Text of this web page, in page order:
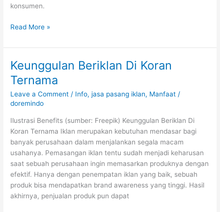
konsumen.
Read More »
Keunggulan Beriklan Di Koran
Ternama
Leave a Comment / Info,jasa pasang iklan, Manfaat /
doremindo
Ilustrasi Benefits (sumber: Freepik) Keunggulan Beriklan Di
Koran Ternama Iklan merupakan kebutuhan mendasar bagi
banyak perusahaan dalam menjalankan segala macam
usahanya. Pemasangan iklan tentu sudah menjadi keharusan
saat sebuah perusahaan ingin memasarkan produknya dengan
efektif. Hanya dengan penempatan iklan yang baik, sebuah
produk bisa mendapatkan brand awareness yang tinggi. Hasil
akhirnya, penjualan produk pun dapat
Keunggulan
Beriklan
Di
Koran
Ternama